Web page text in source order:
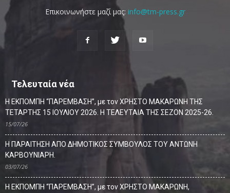
Επικοινωνήστε μαζί μας: info@tm-press.gr
Τελευταία νέα
Η ΕΚΠΟΜΠΗ “ΠΑΡΕΜΒΑΣΗ”, με τον ΧΡΗΣΤΟ ΜΑΚΑΡΩΝΗ ΤΗΣ
ΤΕΤΑΡΤΗΣ 15 ΙΟΥΛΙΟΥ 2026. Η ΤΕΛΕΥΤΑΙΑ ΤΗΣ ΣΕΖΟΝ 2025-26.
15/07/26
Η ΠΑΡΑΙΤΗΣΗ ΑΠΟ ΔΗΜΟΤΙΚΟΣ ΣΥΜΒΟΥΛΟΣ ΤΟΥ ΑΝΤΩΝΗ
ΚΑΡΒΟΥΝΙΑΡΗ.
03/07/26
Η ΕΚΠΟΜΠΗ “ΠΑΡΕΜΒΑΣΗ”, με τον ΧΡΗΣΤΟ ΜΑΚΑΡΩΝΗ,